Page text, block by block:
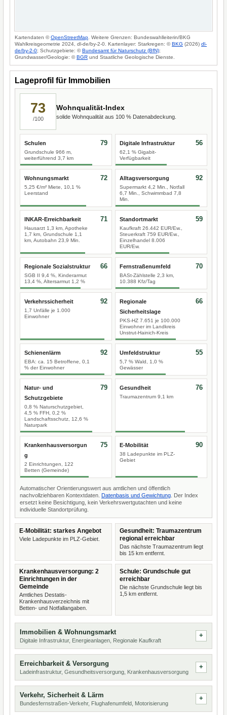
Kartendaten ©OpenStreetMap . Weitere Grenzen: Bundeswahlleiterin/BKG
Wahlkreisgeometrie 2024, dl-de/by-2-0. Kartenlayer: Starkregen: ©BKG (2026) dl-
de/by-2-0; Schutzgebiete: ©Bundesamt für Naturschutz (BfN);
Grundwasser/Geologie: ©BGR und Staatliche Geologische Dienste.
Lageprofil für Immobilien
73
/100
Wohnqualität-Index
solide Wohnqualität aus 100 % Datenabdeckung.
Schulen
Grundschule 966 m,
weiterführend 3,7 km
79 Digitale Infrastruktur
62,1 % Gigabit-
Verfügbarkeit
56
Wohnungsmarkt
5,25 €/m² Miete, 10,1 %
Leerstand
72 Alltagsversorgung
Supermarkt 4,2 Min., Notfall
6,7 Min., Schwimmbad 7,8
Min.
92
INKAR-Erreichbarkeit
Hausarzt 1,3 km, Apotheke
1,7 km, Grundschule 1,1
km, Autobahn 23,9 Min.
71 Standortmarkt
Kaufkraft 26.442 EUR/Ew.,
Steuerkraft 759 EUR/Ew.,
Einzelhandel 8.006
EUR/Ew.
59
Regionale Sozialstruktur
SGB II 9,4 %, Kinderarmut
13,4 %, Altersarmut 1,2 %
66 Fernstraßenumfeld
BASt-Zählstelle 2,3 km,
10.388 Kfz/Tag
70
Verkehrssicherheit
1,7 Unfälle je 1.000
Einwohner
92
Regionale
Sicherheitslage
PKS-HZ 7.651 je 100.000
Einwohner im Landkreis
Unstrut-Hainich-Kreis
66
Schienenlärm
EBA: ca. 15 Betroffene, 0,1
% der Einwohner
92 Umfeldstruktur
5,7 % Wald, 1,0 %
Gewässer
55
Natur- und
Schutzgebiete
0,8 % Naturschutzgebiet,
4,5 % FFH, 0,2 %
Landschaftsschutz, 12,6 %
Naturpark
79 Gesundheit
Traumazentrum 9,1 km
76
Krankenhausversorgun
g
2 Einrichtungen, 122
Betten (Gemeinde)
75 E-Mobilität
38 Ladepunkte im PLZ-
Gebiet
90
Automatischer Orientierungswert aus amtlichen und öffentlich
nachvollziehbaren Kontextdaten. Datenbasis und Gewichtung . Der Index
ersetzt keine Besichtigung, kein Verkehrswertgutachten und keine
individuelle Standortprüfung.
E-Mobilität: starkes Angebot
Viele Ladepunkte im PLZ-Gebiet.
Gesundheit: Traumazentrum
regional erreichbar
Das nächste Traumazentrum liegt
bis 15 km entfernt.
Krankenhausversorgung: 2
Einrichtungen in der
Gemeinde
Amtliches Destatis-
Krankenhausverzeichnis mit
Betten- und Notfallangaben.
Schule: Grundschule gut
erreichbar
Die nächste Grundschule liegt bis
1,5 km entfernt.
Immobilien & Wohnungsmarkt
Digitale Infrastruktur, Energieanlagen, Regionale Kaufkraft
Erreichbarkeit & Versorgung
Ladeinfrastruktur, Gesundheitsversorgung, Krankenhausversorgung
Verkehr, Sicherheit & Lärm
Bundesfernstraßen-Verkehr, Flughafenumfeld, Motorisierung